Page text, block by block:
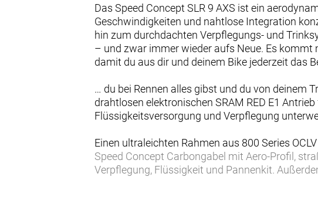
Das Speed Concept SLR 9 AXS ist ein
Geschwindigkeiten und nahtlose Integration
hin zum durchdachten Verpflegungs- und
– und zwar immer wieder aufs Neue. Es kommt
damit du aus dir und deinem Bike jederzeit das
… du bei Rennen alles gibst und du von deinem
drahtlosen elektronischen SRAM RED E1
Flüssigkeitsversorgung und Verpflegung
Einen ultraleichten Rahmen aus 800 Series
Speed Concept Carbongabel mit Aero-Profil,
Verpflegung, Flüssigkeit und Pannenkit.